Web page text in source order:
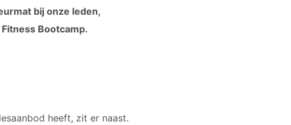
bij onze leden,
Bootcamp.
heeft, zit er naast.